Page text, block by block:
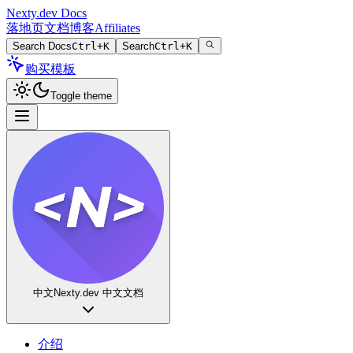
Nexty.dev Docs
落地页文档博客Affiliates
Search DocsCtrl+K SearchCtrl+K
购买模板
Toggle theme
中文 Nexty.dev 中文文档
介绍